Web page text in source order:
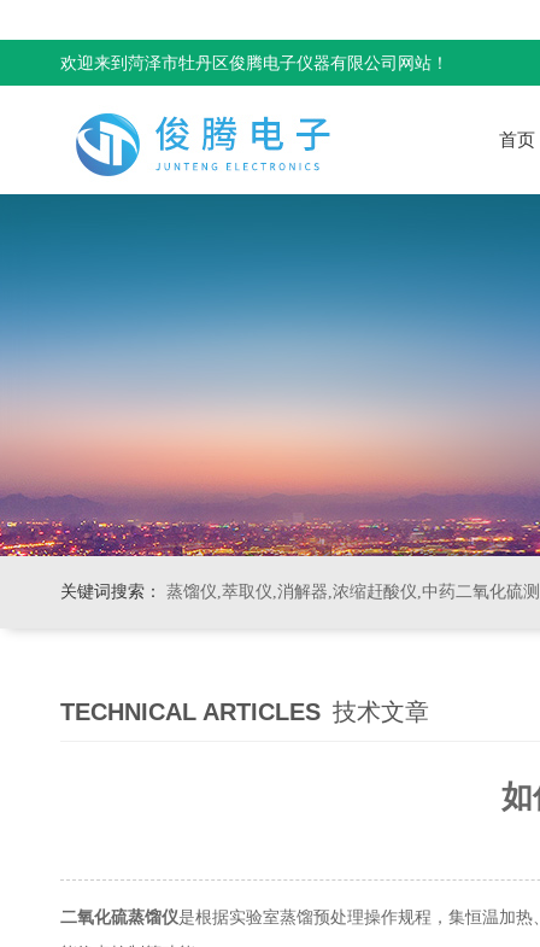
欢迎来到菏泽市牡丹区俊腾电子仪器有限公司网站！
首页
关键词搜索： 蒸馏仪,萃取仪,消解器,浓缩赶酸仪,中药二氧化硫
TECHNICAL ARTICLES 技术文章
如
二氧化硫蒸馏仪是根据实验室蒸馏预处理操作规程，集恒温加